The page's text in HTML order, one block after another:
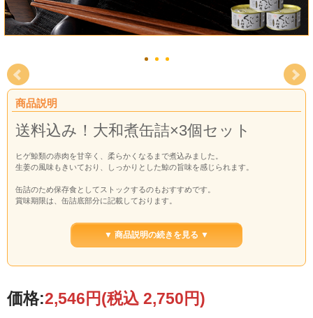
商品説明
送料込み！大和煮缶詰×3個セット
ヒゲ鯨類の赤肉を甘辛く、柔らかくなるまで煮込みました。
生姜の風味もきいており、しっかりとした鯨の旨味を感じられます。
缶詰のため保存食としてストックするのもおすすめです。
賞味期限は、缶詰底部分に記載しております。
また、こちらの商品は化粧箱包装にてお届けいたします。
簡易包装をご希望のお客様は保冷袋に入れてお届けいたしま
▼ 商品説明の続きを見る ▼
価格:2,546円(税込 2,750円)